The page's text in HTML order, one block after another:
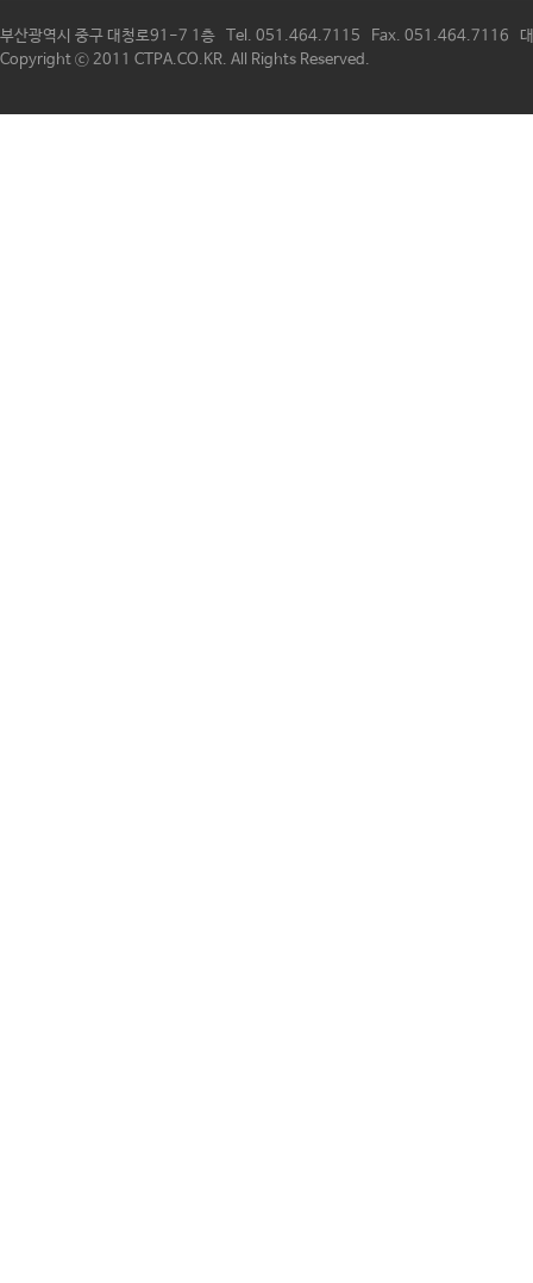
부산광역시 중구 대청로91-7 1층 Tel. 051.464.7115 Fax. 051.464.7116
Copyright ⓒ 2011 CTPA.CO.KR. All Rights Reserved.